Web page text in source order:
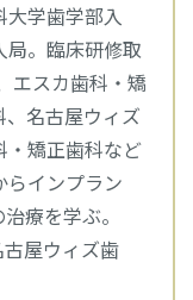
学歯学部入
。臨床研修取
エスカ歯科・矯
名古屋ウィズ
・矯正歯科など
らインプラン
療を学ぶ。
屋ウィズ歯